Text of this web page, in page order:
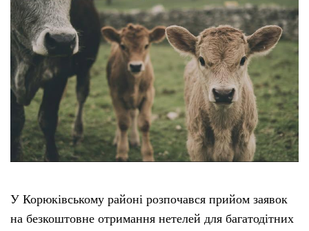
У Корюківському районі розпочався прийом заявок
на безкоштовне отримання нетелей для багатодітних